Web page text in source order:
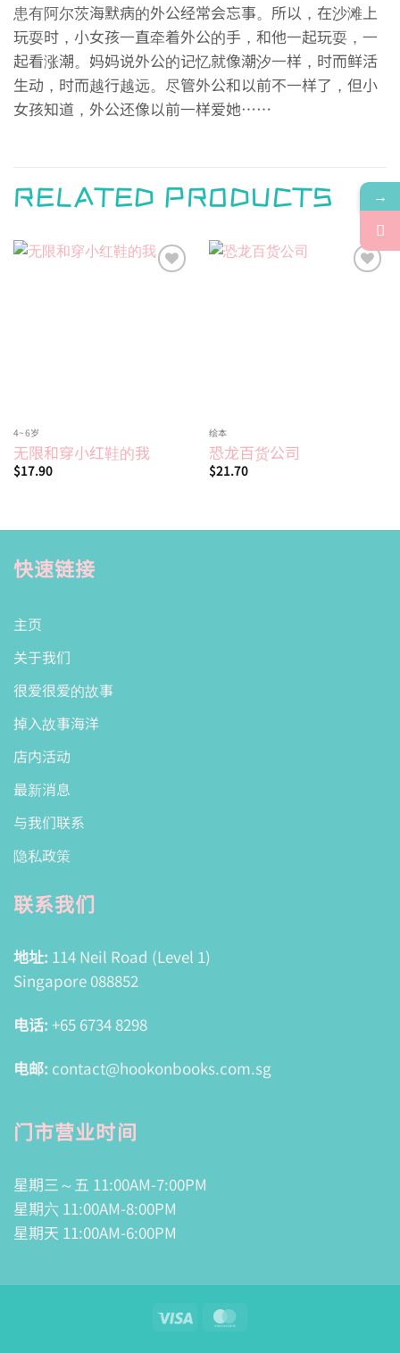
患有阿尔茨海默病的外公经常会忘事。所以，在沙滩上
玩耍时，小女孩一直牵着外公的手，和他一起玩耍，一
起看涨潮。妈妈说外公的记忆就像潮汐一样，时而鲜活
生动，时而越行越远。尽管外公和以前不一样了，但小
女孩知道，外公还像以前一样爱她……
RELATED PRODUCTS
4~6岁
无限和穿小红鞋的我
$17.90
绘本
恐龙百货公司
$21.70
快速链接
主页
关于我们
很爱很爱的故事
掉入故事海洋
店内活动
最新消息
与我们联系
隐私政策
联系我们
地址: 114 Neil Road (Level 1)
Singapore 088852
电话: +65 6734 8298
电邮: contact@hookonbooks.com.sg
门市营业时间
星期三～五 11:00AM-7:00PM
星期六 11:00AM-8:00PM
星期天 11:00AM-6:00PM
Visa
→